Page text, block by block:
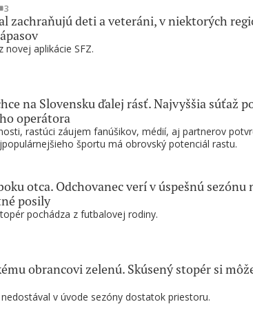
novej aplikácie SFZ.
zachraňujú deti a veteráni, v niektorých
3
rastúci záujem fanúšikov, médií, aj partnerov
športu má obrovský potenciál rastu.
na Slovensku ďalej rásť. Najvyššia súťaž
operátora
pochádza z futbalovej rodiny.
otca. Odchovanec verí v úspešnú sezónu
posily
v úvode sezóny dostatok priestoru.
obrancovi zelenú. Skúsený stopér si